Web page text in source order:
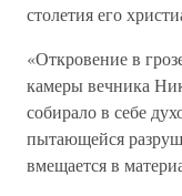
столетия его
«Откровение в
камеры вечника
собирало в себе
пытающейся
вмещается в